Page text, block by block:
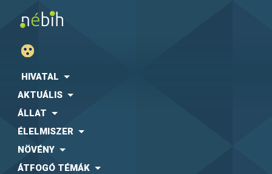
HIVATAL
AKTUÁLIS
ÁLLAT
ÉLELMISZER
NÖVÉNY
ÁTFOGÓ TÉMÁK